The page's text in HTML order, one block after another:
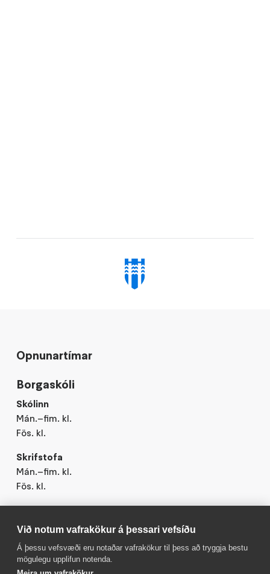
Opnunartímar
Borgaskóli
Skólinn
Mán.–fim. kl.
Fös. kl.
Skrifstofa
Mán.–fim. kl.
Fös. kl.
Við notum vafrakökur á þessari vefsíðu
Á þessu vefsvæði eru notaðar vafrakökur til þess að tryggja bestu
mögulegu upplifun notenda.